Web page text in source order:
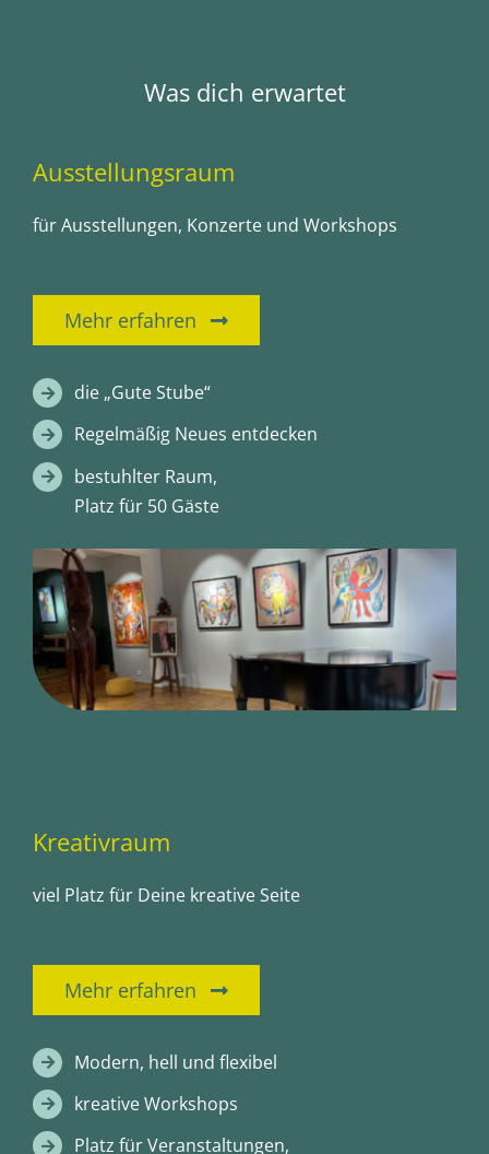
Was dich erwartet
Ausstellungsraum
für Ausstellungen, Konzerte und Workshops
Mehr erfahren
die „Gute Stube“
Regelmäßig Neues entdecken
bestuhlter Raum,
Platz für 50 Gäste
Kreativraum
viel Platz für Deine kreative Seite
Mehr erfahren
Modern, hell und flexibel
kreative Workshops
Platz für Veranstaltungen,